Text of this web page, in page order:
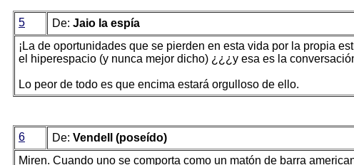
5 De: Jaio la espía
¡La de oportunidades que se pierden en esta vida por la propia
el hiperespacio (y nunca mejor dicho) ¿¿¿y esa es la
Lo peor de todo es que encima estará orgulloso de ello.
6 De: Vendell (poseído)
Miren. Cuando uno se comporta como un matón de barra